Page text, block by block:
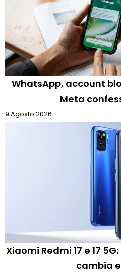
WhatsApp, account
Meta
9 Agosto 2026
Xiaomi Redmi 17 e 17
cambia